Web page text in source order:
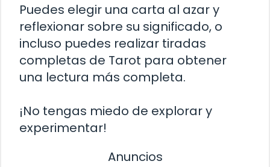
Puedes elegir una carta al azar y
reflexionar sobre su significado, o
incluso puedes realizar tiradas
completas de Tarot para obtener
una lectura más completa.
¡No tengas miedo de explorar y
experimentar!
Anuncios